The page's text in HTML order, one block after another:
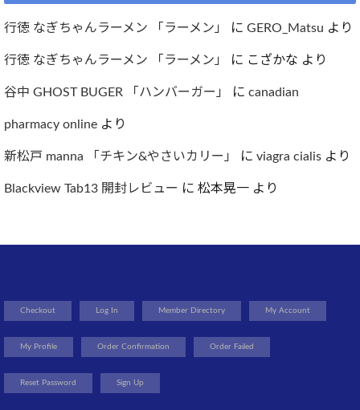
行徳 なぎちゃんラーメン 「ラーメン」 に GERO_Matsu より
行徳 なぎちゃんラーメン 「ラーメン」 に こざかな より
谷中 GHOST BUGER 「ハンバーガー」 に canadian
pharmacy online より
新松戸 manna 「チキン&やさいカリー」 に viagra cialis より
Blackview Tab13 開封レビュー に 松本晃一 より
Checkout Log In Member Directory My Account
My Profile Order Confirmation Order Failed
Reset Password Sign Up